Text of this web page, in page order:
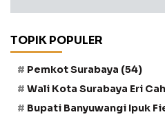
TOPIK POPULER
Pemkot Surabaya (54)
Wali Kota Surabaya Eri
Bupati Banyuwangi Ipuk